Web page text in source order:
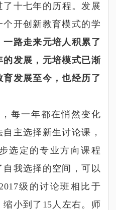
了十七年的历程。发展
开创新教育模式的学
一路走来元培人积累了
发展，元培模式已渐
发展至今，也经历了
每一年都在悄然变化
主选择新生讨论课，
选定的专业方向课程
自我选择的空间，可以
级的讨论班相比于
缩小到了15 人左右。师